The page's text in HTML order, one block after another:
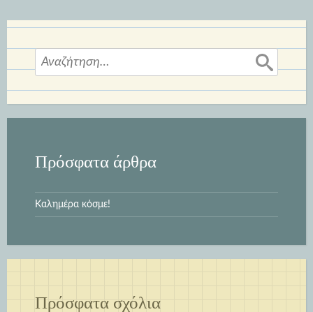
Αναζήτηση
για:
Πρόσφατα άρθρα
Καλημέρα κόσμε!
Πρόσφατα σχόλια